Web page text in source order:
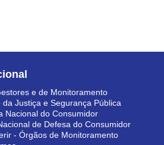
e de Monitoramento
da Justiça e Segurança Pública
Nacional do Consumidor
de Defesa do Consumidor
- Órgãos de Monitoramento